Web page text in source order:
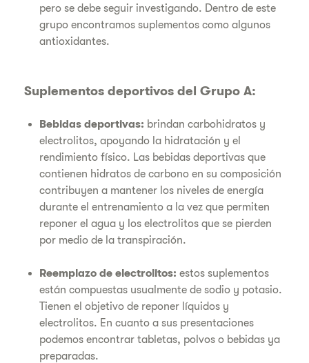
pero se debe seguir investigando. Dentro de este
grupo encontramos suplementos como algunos
antioxidantes.
Suplementos deportivos del Grupo A:
Bebidas deportivas: brindan carbohidratos y
electrolitos, apoyando la hidratación y el
rendimiento físico. Las bebidas deportivas que
contienen hidratos de carbono en su composición
contribuyen a mantener los niveles de energía
durante el entrenamiento a la vez que permiten
reponer el agua y los electrolitos que se pierden
por medio de la transpiración.
Reemplazo de electrolitos:estos suplementos
están compuestas usualmente de sodio y potasio.
Tienen el objetivo de reponer líquidos y
electrolitos. En cuanto a sus presentaciones
podemos encontrar tabletas, polvos o bebidas ya
preparadas.